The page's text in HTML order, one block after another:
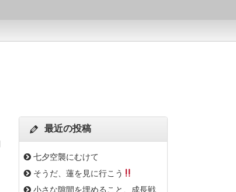
最近の投稿
七夕空襲にむけて
そうだ、蓮を見に行こう
小さな隙間を埋めること、成長戦